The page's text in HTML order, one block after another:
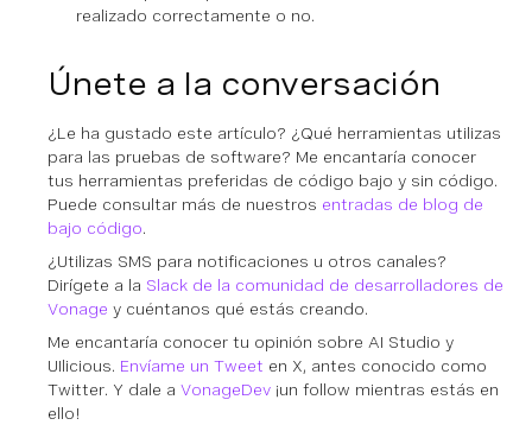
realizado correctamente o no.
Únete a la conversación
¿Le ha gustado este artículo? ¿Qué herramientas utilizas
para las pruebas de software? Me encantaría conocer
tus herramientas preferidas de código bajo y sin código.
Puede consultar más de nuestros entradas de blog de
bajo código.
¿Utilizas SMS para notificaciones u otros canales?
Dirígete a la Slack de la comunidad de desarrolladores de
Vonage y cuéntanos qué estás creando.
Me encantaría conocer tu opinión sobre AI Studio y
UIlicious. Envíame un Tweet en X, antes conocido como
Twitter. Y dale a VonageDev ¡un follow mientras estás en
ello!